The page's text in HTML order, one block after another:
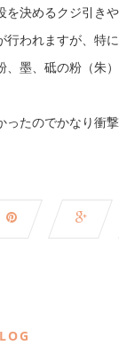
決めるクジ引き
われますが、特
墨、砥の粉（朱
ったのでかなり衝